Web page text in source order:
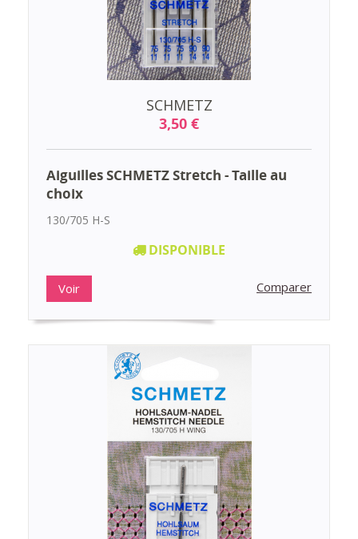
SCHMETZ
3,50 €
Aiguilles SCHMETZ Stretch - Taille au
choix
130/705 H-S
DISPONIBLE
Voir Comparer